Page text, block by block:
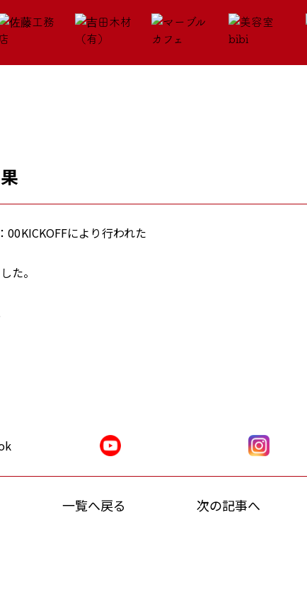
00KICKOFFにより行われた
た。
一覧へ戻る 次の記事へ